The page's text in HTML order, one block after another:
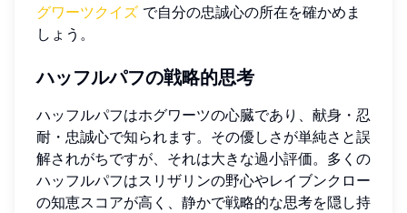
グワーツクイズ で自分の忠誠心の所在を確かめま
しょう。
ハッフルパフの戦略的思考
ハッフルパフはホグワーツの心臓であり、献身・忍
耐・忠誠心で知られます。その優しさが単純さと誤
解されがちですが、それは大きな過小評価。多くの
ハッフルパフはスリザリンの野心やレイブンクロー
の知恵スコアが高く、静かで戦略的な思考を隠し持